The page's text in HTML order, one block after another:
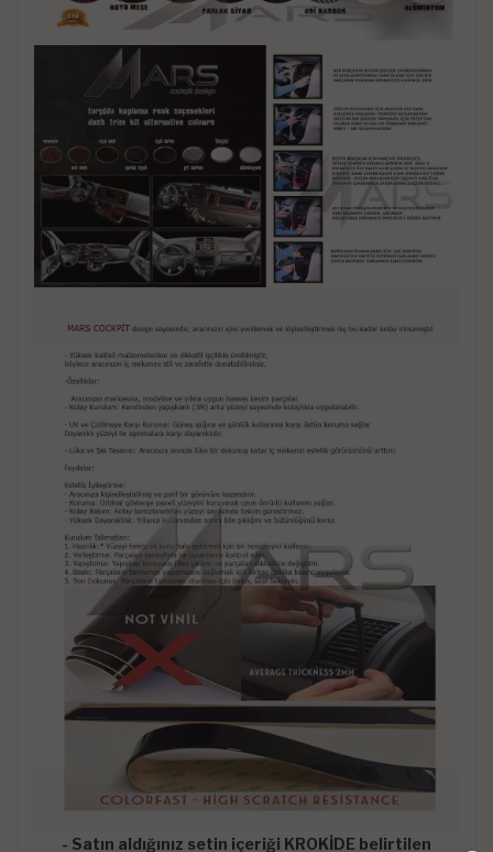
- Satın aldığınız setin içeriği KROKİDE belirtilen